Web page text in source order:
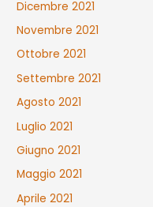
Dicembre 2021
Novembre 2021
Ottobre 2021
Settembre 2021
Agosto 2021
Luglio 2021
Giugno 2021
Maggio 2021
Aprile 2021